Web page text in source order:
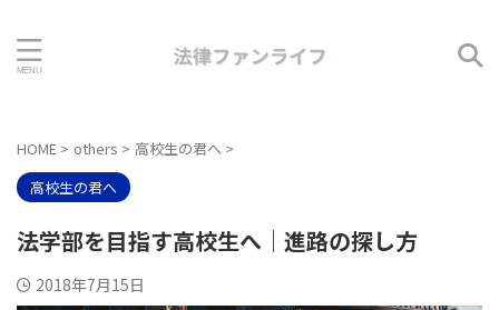
HOME > others > 高校生の君へ >
高校生の君へ
法学部を目指す高校生へ｜進路の探し方
2018年7月15日